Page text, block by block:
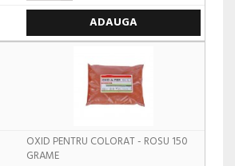
ADAUGA
OXID PENTRU COLORAT - ROSU 150
GRAME